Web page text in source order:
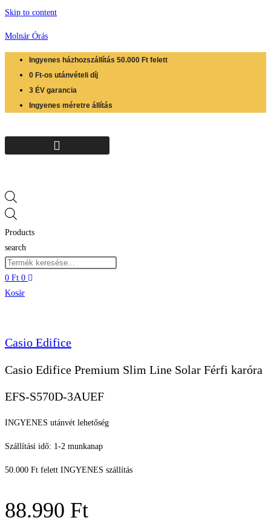
Skip to content
Molnár Órás
Ingyenes házhozszállítás 50.000 Ft felett
0 Ft-os utánvételi díj
3 ÉV garancia
Ingyenes méretre állítás
Products
search
0 Ft 0
Kosár
Casio Edifice
Casio Edifice Premium Slim Line Solar Férfi karóra
EFS-S570D-3AUEF
INGYENES utánvét lehetőség
Szállítási idő: 1-2 munkanap
50.000 Ft felett INGYENES szállítás
88.990 Ft